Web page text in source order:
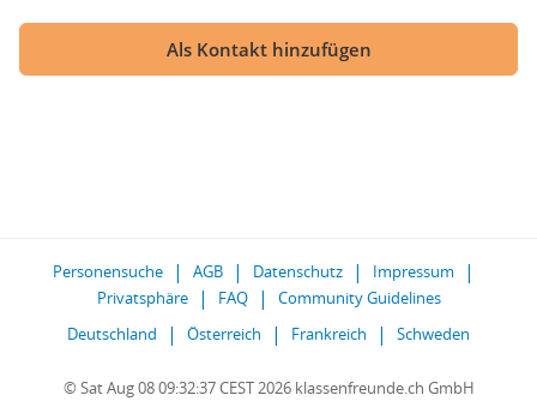
Als Kontakt hinzufügen
Personensuche AGB Datenschutz
Impressum
Privatsphäre
FAQ
Community Guidelines
Deutschland
Österreich Frankreich Schweden
© Sat Aug 08 09:32:37 CEST 2026 klassenfreunde.ch GmbH